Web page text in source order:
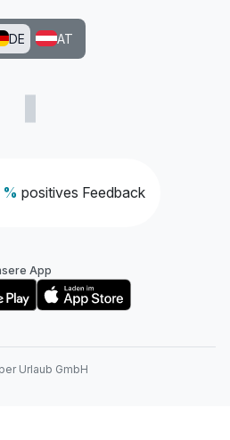
positives Feedback
DE AT
App
Urlaub GmbH